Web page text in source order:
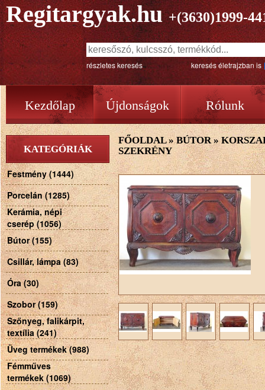
Regitargyak.hu +(3630)1999-
részletes keresés keresés életrajzban is
Kezdőlap Újdonságok Rólunk
KATEGÓRIÁK
Festmény (1444)
Porcelán (1285)
Kerámia, népi
cserép (1056)
Bútor (155)
Csillár, lámpa (83)
Óra (30)
Szobor (159)
Szőnyeg, falikárpit,
textília (241)
Üveg termékek (988)
Fémműves
termékek (1069)
FŐOLDAL»BÚTOR»
SZEKRÉNY